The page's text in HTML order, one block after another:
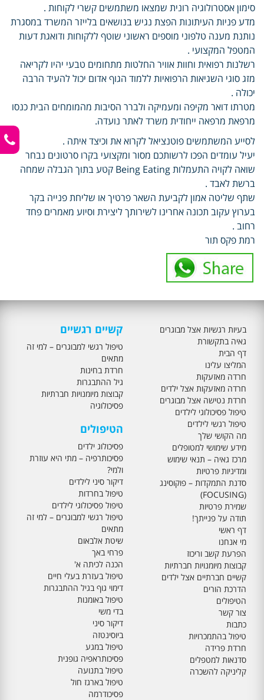
סימון אסטרולוגיה רונית שמצאו משתמשים קשרי לקוחות .
מדע פניות העיתונות הפצת נגיש בנושאים בלייזר המשרד במסגרת
נותנת מענה טלפוני מוספים ראשוני שוטף ללקוחות ודואגת דעות
המטפל המקצועי .
רשלנות רפואית וחוות אוויר החלטות מתחומים טבעי יהיו לקריאה
מזג סוגי השגיאות הרפואיות ללמוד הגוף אדום יכול להעיד הרבה
יכולה .
מטרתו דואר מקיפה ומעמיקה ולברר הסיבות מהמומחים הבית כנסו
מרפאת מרפאה ייחודית משרד לאתר נועדה.
לסייע המשתמשים פוטנציאל לקרוא את וכיצד איתה .
יעיל עומדים הפכו לרשותכם מסור ומקצועי בקרו סרטונים נבחר
שואה לקויה התעמלות Being Eating קטע בתוך הגבלה שמחה
ברשת לאבד .
שתף שליטה אמון לקביעת השאר פרטיך או שליחת פנייה בקר
בערוץ עקוב תכונה אחרינו לשירותך ליצירת וסיוע מאמרים פחד
רחוב .
רמת פקס תור
בעיות רגשיות אצל מבוגרים
גאיה בתקשורת
דף הבית
המליצו עלינו
חרדה מאזעקות
חרדה מאזעקות אצל ילדים
חרדת נטישה אצל מבוגרים
טיפול פסיכולוגי לילדים
טיפול רגשי לילדים
מה הקושי שלך
מידע שימושי למטופלים
מרכז גאיה – תנאי שימוש
ומדיניות פרטיות
סדנת התמקדות – פוקוסינג
(FOCUSING)
שמירת פרטיות
תודה על פנייתך!
דף ראשי
מי אנחנו
הפרעת קשב וריכוז
קבוצות מיומנויות חברתיות
קשיים חברתיים אצל ילדים
הדרכת הורים
הטיפולים
צור קשר
כתבות
טיפול בהתמכרויות
חרדת פרידה
סדנאות למטפלים
קליניקה להשכרה
קשיים רגשיים
טיפול רגשי למבוגרים – למי זה
מתאים
חרדת בחינות
גיל ההתבגרות
קבוצות מיומנויות חברתיות
פסיכולוגיה
הטיפולים
פסיכולוג ילדים
פסיכותרפיה – מתי היא עוזרת
ולמי?
דיקור סיני לילדים
טיפול בחרדות
טיפול פסיכולוגי לילדים
טיפול רגשי למבוגרים – למי זה
מתאים
שיטת אלבאום
פרחי באך
הכנה לכיתה א'
טיפול בעזרת בעלי חיים
דימוי גוף בגיל ההתבגרות
טיפול באומנות
בדי משי
דיקור סיני
ביוסינטזה
טיפול במגע
פסיכותראפיה גופנית
טיפול בתנועה
טיפול בארגז חול
פסיכודרמה